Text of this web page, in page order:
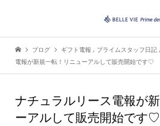
ブログ ギフト電報 , プライムスタッフ日記 ,
電報が新規一転！リニューアルして販売開始です♡
ナチュラルリース電報が
ーアルして販売開始です♡